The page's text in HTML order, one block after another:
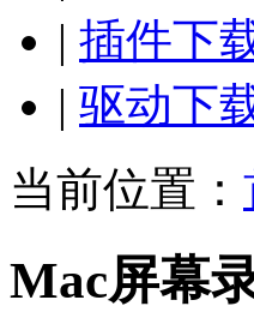
| 插件下
| 驱动下
当前位置：
Mac屏幕